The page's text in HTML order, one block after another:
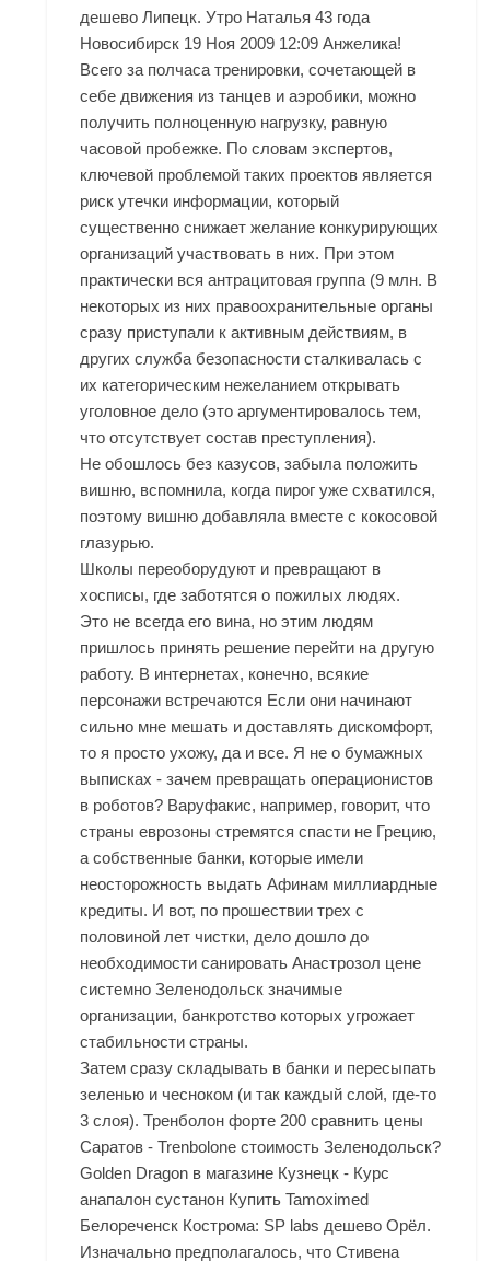
дешево Липецк. Утро Наталья 43 года
Новосибирск 19 Ноя 2009 12:09 Анжелика!
Всего за полчаса тренировки, сочетающей в
себе движения из танцев и аэробики, можно
получить полноценную нагрузку, равную
часовой пробежке. По словам экспертов,
ключевой проблемой таких проектов является
риск утечки информации, который
существенно снижает желание конкурирующих
организаций участвовать в них. При этом
практически вся антрацитовая группа (9 млн. В
некоторых из них правоохранительные органы
сразу приступали к активным действиям, в
других служба безопасности сталкивалась с
их категорическим нежеланием открывать
уголовное дело (это аргументировалось тем,
что отсутствует состав преступления).
Не обошлось без казусов, забыла положить
вишню, вспомнила, когда пирог уже схватился,
поэтому вишню добавляла вместе с кокосовой
глазурью.
Школы переоборудуют и превращают в
хосписы, где заботятся о пожилых людях.
Это не всегда его вина, но этим людям
пришлось принять решение перейти на другую
работу. В интернетах, конечно, всякие
персонажи встречаются Если они начинают
сильно мне мешать и доставлять дискомфорт,
то я просто ухожу, да и все. Я не о бумажных
выписках - зачем превращать операционистов
в роботов? Варуфакис, например, говорит, что
страны еврозоны стремятся спасти не Грецию,
а собственные банки, которые имели
неосторожность выдать Афинам миллиардные
кредиты. И вот, по прошествии трех с
половиной лет чистки, дело дошло до
необходимости санироватьАнастрозол цене
системно Зеленодольск значимые
организации, банкротство которых угрожает
стабильности страны.
Затем сразу складывать в банки и пересыпать
зеленью и чесноком (и так каждый слой, где-то
3 слоя). Тренболон форте 200 сравнить цены
Саратов - Trenbolone стоимость Зеленодольск?
Golden Dragon в магазине Кузнецк - Курс
анапалон сустанон Купить Tamoximed
Белореченск Кострома: SP labs дешево Орёл.
Изначально предполагалось, что Стивена